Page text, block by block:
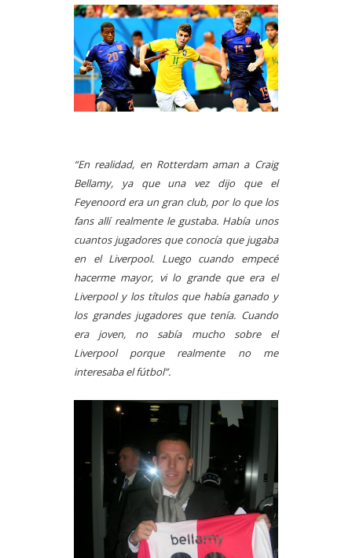
“En realidad, en Rotterdam aman a Craig
Bellamy, ya que una vez dijo que el
Feyenoord era un gran club, por lo que los
fans allí realmente le gustaba. Había unos
cuantos jugadores que conocía que jugaba
en el Liverpool. Luego cuando empecé
hacerme mayor, vi lo grande que era el
Liverpool y los títulos que había ganado y
los grandes jugadores que tenía. Cuando
era joven, no sabía mucho sobre el
Liverpool porque realmente no me
interesaba el fútbol”.